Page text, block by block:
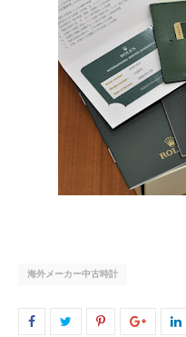
海外メーカー中古時計